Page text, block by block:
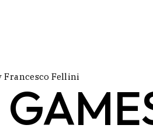
Francesco Fellini